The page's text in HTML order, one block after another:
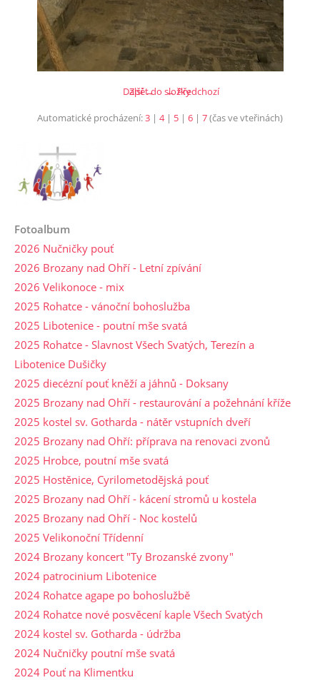
← Předchozí
Další →
Zpět do složky
Automatické procházení:3 | 4| 5 | 6 | 7(čas ve vteřinách)
Fotoalbum
2026 Nučničky pouť
2026 Brozany nad Ohří - Letní zpívání
2026 Velikonoce - mix
2025 Rohatce - vánoční bohoslužba
2025 Libotenice - poutní mše svatá
2025 Rohatce - Slavnost Všech Svatých, Terezín a
Libotenice Dušičky
2025 diecézní pouť kněží a jáhnů - Doksany
2025 Brozany nad Ohří - restaurování a požehnání kříže
2025 kostel sv. Gotharda - nátěr vstupních dveří
2025 Brozany nad Ohří: příprava na renovaci zvonů
2025 Hrobce, poutní mše svatá
2025 Hostěnice, Cyrilometodějská pouť
2025 Brozany nad Ohří - kácení stromů u kostela
2025 Brozany nad Ohří - Noc kostelů
2025 Velikonoční Třídenní
2024 Brozany koncert "Ty Brozanské zvony"
2024 patrocinium Libotenice
2024 Rohatce agape po bohoslužbě
2024 Rohatce nové posvěcení kaple Všech Svatých
2024 kostel sv. Gotharda - údržba
2024 Nučničky poutní mše svatá
2024 Pouť na Klimentku